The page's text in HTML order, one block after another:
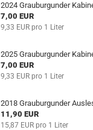
2024 Grauburgunder
7,00 EUR
9,33 EUR pro 1 Liter
2025 Grauburgunder
7,00 EUR
9,33 EUR pro 1 Liter
2018 Grauburgunder
11,90 EUR
15,87 EUR pro 1 Liter